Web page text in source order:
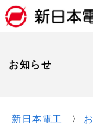
お知らせ
新日本電工